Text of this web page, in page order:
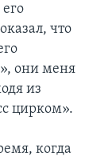
что
они меня
из
цирком».
когда